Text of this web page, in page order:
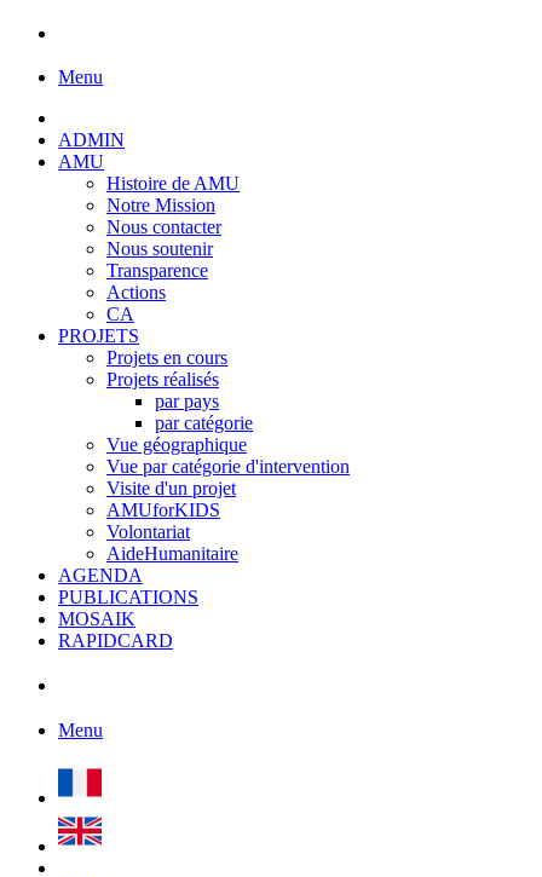
Menu
ADMIN
AMU
Histoire de AMU
Notre Mission
Nous contacter
Nous soutenir
Transparence
Actions
CA
PROJETS
Projets en cours
Projets réalisés
par pays
par catégorie
Vue géographique
Vue par catégorie d'intervention
Visite d'un projet
AMUforKIDS
Volontariat
AideHumanitaire
AGENDA
PUBLICATIONS
MOSAIK
RAPIDCARD
Menu